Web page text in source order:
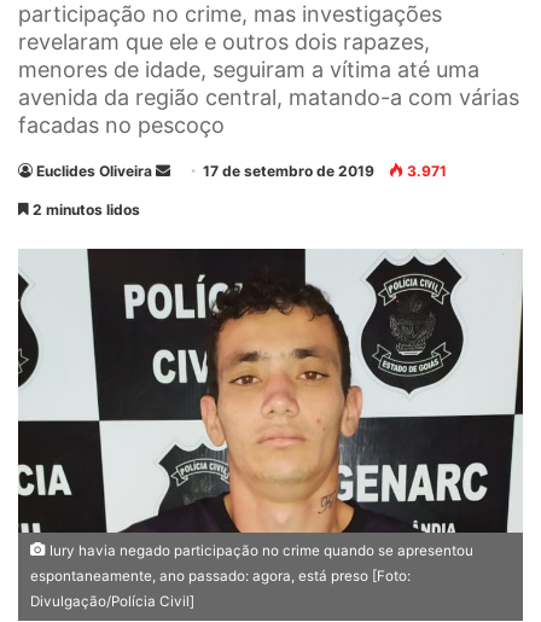
participação no crime, mas investigações
revelaram que ele e outros dois rapazes,
menores de idade, seguiram a vítima até uma
avenida da região central, matando-a com várias
facadas no pescoço
Euclides Oliveira
e
u
m
e
a
17 de setembro de 2019 3.971
2 minutos lidos
Iury havia negado participação no crime quando se apresentou
espontaneamente, ano passado: agora, está preso [Foto:
Divulgação/Polícia Civil]